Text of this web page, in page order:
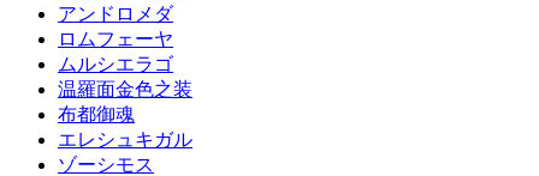
アンドロメダ
ロムフェーヤ
ムルシエラゴ
温羅面金色之装
布都御魂
エレシュキガル
ゾーシモス